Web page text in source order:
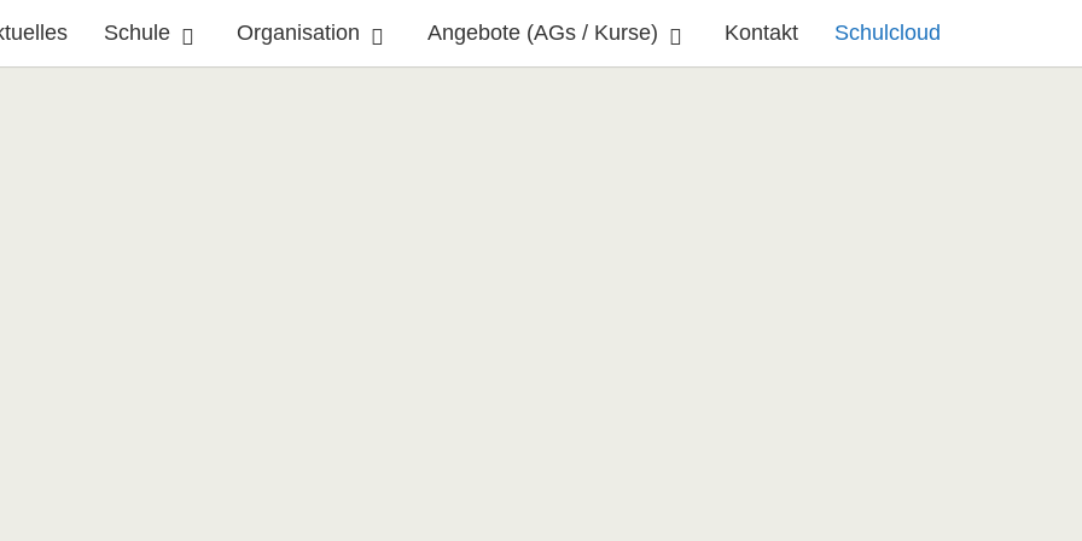
Schule Organisation Angebote (AGs / Kurse) Kontakt Schulcloud